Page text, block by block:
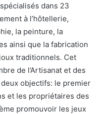
dans 23
à l’hôtellerie,
la peinture, la
ainsi que la fabrication
traditionnels. Cet
de l’Artisanat et des
deux objectifs: le premier
et les propriétaires des
promouvoir les jeux